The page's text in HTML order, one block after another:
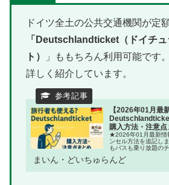
ドイツ全土の公共交通機関が定
「Deutschlandticket（ドイチュ
ト）
」ももちろん利用可能です。
詳しく紹介しています。
【2026年01月最新
購入方法・注意点
★2026年01月最新情
ンセル方法を追記し
もバスも乗り放題の
Deutschalndticket
※Deutschlandticket
まいん・どいちゅらんど